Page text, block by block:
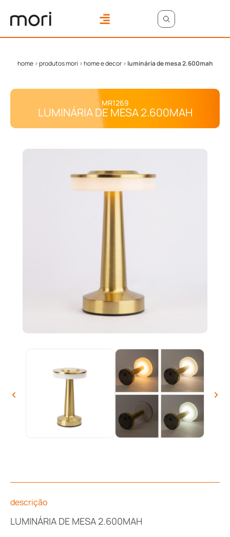
home>produtos mori >home e decor> luminária de mesa 2.600mah
MR1269
LUMINÁRIA DE MESA 2.600MAH
descrição
LUMINÁRIA DE MESA 2.600MAH